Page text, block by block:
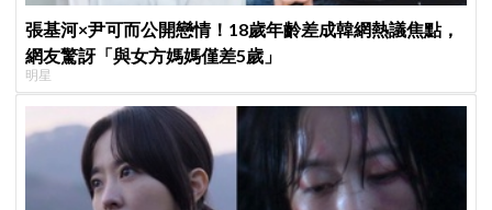
張基河×尹可而公開戀情！18歲年齡差成韓網熱議焦點，
網友驚訝「與女方媽媽僅差5歲」
明星